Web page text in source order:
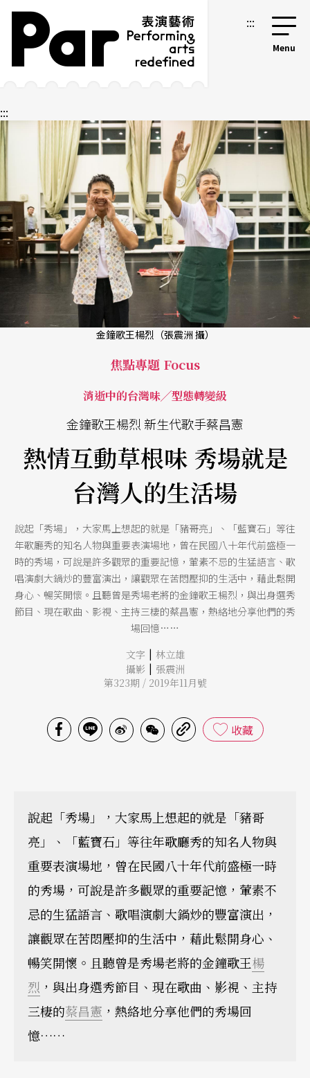
跳到主要內容區塊
網站導覽 :::
:::
金鐘歌王楊烈（張震洲 攝）
焦點專題 Focus
消逝中的台灣味╱型態轉變級
金鐘歌王楊烈 新生代歌手蔡昌憲
熱情互動草根味 秀場就是
台灣人的生活場
說起「秀場」，大家馬上想起的就是「豬哥亮」、「藍寶石」等往
年歌廳秀的知名人物與重要表演場地，曾在民國八十年代前盛極一
時的秀場，可說是許多觀眾的重要記憶，葷素不忌的生猛語言、歌
唱演劇大鍋炒的豐富演出，讓觀眾在苦悶壓抑的生活中，藉此鬆開
身心、暢笑開懷。且聽曾是秀場老將的金鐘歌王楊烈，與出身選秀
節目、現在歌曲、影視、主持三棲的蔡昌憲，熱絡地分享他們的秀
場回憶……
文字 | 林立雄
攝影 | 張震洲
第323期 / 2019年11月號
收藏
說起「秀場」，大家馬上想起的就是「豬哥
亮」、「藍寶石」等往年歌廳秀的知名人物與
重要表演場地，曾在民國八十年代前盛極一時
的秀場，可說是許多觀眾的重要記憶，葷素不
忌的生猛語言、歌唱演劇大鍋炒的豐富演出，
讓觀眾在苦悶壓抑的生活中，藉此鬆開身心、
暢笑開懷。且聽曾是秀場老將的金鐘歌王楊
烈 ，與出身選秀節目、現在歌曲、影視、主持
三棲的蔡昌憲 ，熱絡地分享他們的秀場回
憶……